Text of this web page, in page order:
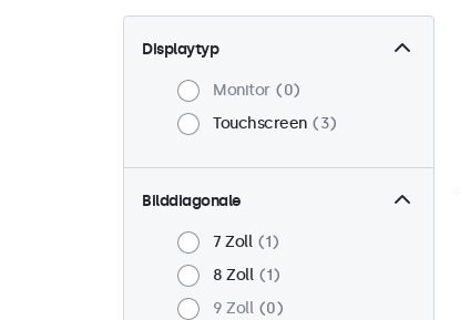
Displaytyp
Monitor
0
Touchscreen
3
Bilddiagonale
7 Zoll
1
8 Zoll
1
9 Zoll
0